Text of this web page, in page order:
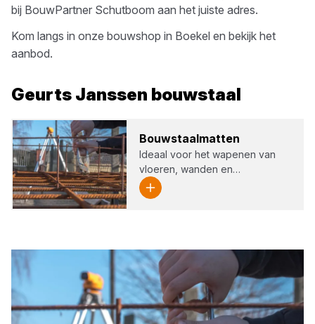
bij BouwPartner Schutboom aan het juiste adres.
Kom langs in onze bouwshop in Boekel en bekijk het
aanbod.
Geurts Janssen bouwstaal
Bouw­staal­mat­ten
Ideaal voor het wapenen van
vloeren, wanden en…